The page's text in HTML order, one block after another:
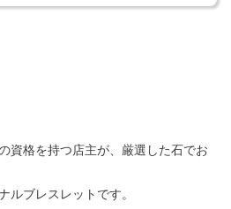
資格を持つ店主が、厳選した石でお
ルブレスレットです。